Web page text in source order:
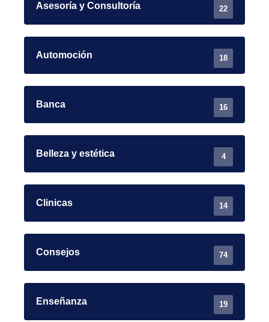
Asesoría y Consultoría 22
Automoción 18
Banca 16
Belleza y estética 4
Clinicas 14
Consejos 74
Enseñanza 19